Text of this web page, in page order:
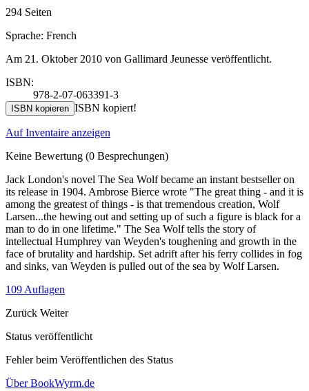
294 Seiten
Sprache: French
Am 21. Oktober 2010 von Gallimard Jeunesse veröffentlicht.
ISBN:
978-2-07-063391-3
ISBN kopieren ISBN kopiert!
Auf Inventaire anzeigen
Keine Bewertung (0 Besprechungen)
Jack London's novel The Sea Wolf became an instant bestseller on
its release in 1904. Ambrose Bierce wrote "The great thing - and it is
among the greatest of things - is that tremendous creation, Wolf
Larsen...the hewing out and setting up of such a figure is black for a
man to do in one lifetime." The Sea Wolf tells the story of
intellectual Humphrey van Weyden's toughening and growth in the
face of brutality and hardship. Set adrift after his ferry collides in fog
and sinks, van Weyden is pulled out of the sea by Wolf Larsen.
109 Auflagen
Zurück Weiter
Status veröffentlicht
Fehler beim Veröffentlichen des Status
Über BookWyrm.de